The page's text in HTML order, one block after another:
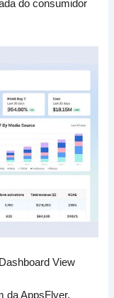
do consumidor
View
da AppsFlyer,